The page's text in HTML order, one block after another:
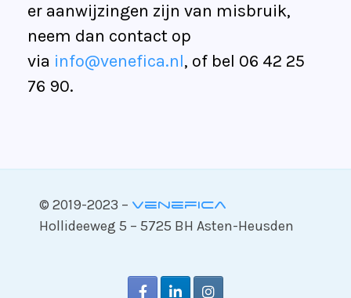
er aanwijzingen zijn van misbruik,
neem dan contact op
via info@venefica.nl, of bel 06 42 25
76 90.
© 2019-2023 – Venefica
Hollideeweg 5 – 5725 BH Asten-Heusden